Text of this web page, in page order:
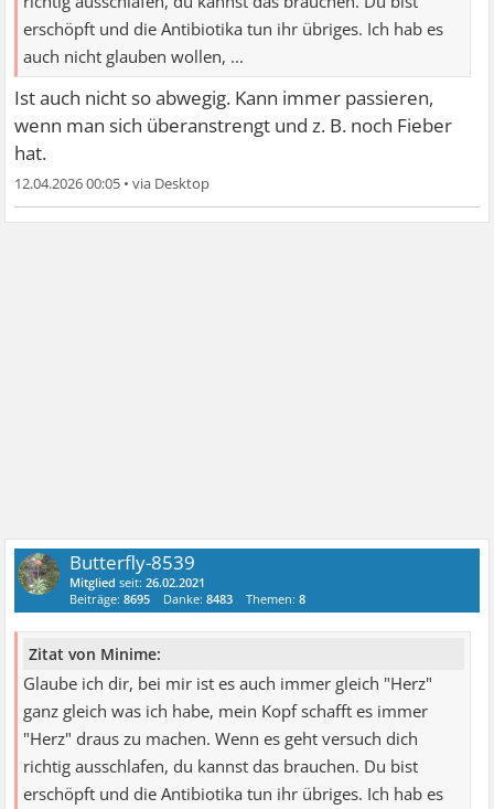
erschöpft und die Antibiotika tun ihr übriges. Ich hab es
auch nicht glauben wollen, ...
Ist auch nicht so abwegig. Kann immer passieren,
wenn man sich überanstrengt und z. B. noch Fieber
hat.
12.04.2026 00:05 •
Butterfly-8539
Mitglied seit:26.02.2021
Beiträge:8695 Danke:8483 Themen:8
Zitat von Minime:
Glaube ich dir, bei mir ist es auch immer gleich "Herz"
ganz gleich was ich habe, mein Kopf schafft es immer
"Herz" draus zu machen. Wenn es geht versuch dich
richtig ausschlafen, du kannst das brauchen. Du bist
erschöpft und die Antibiotika tun ihr übriges. Ich hab es